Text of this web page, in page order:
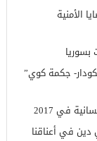
الأمنية
جكمة كوي”
في 2017
في أعناقنا